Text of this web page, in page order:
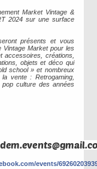
Market Vintage &
2024 sur une surface
présents et vous
Vintage Market pour les
accessoires, créations,
objets et déco qui
school » et nombreux
vente : Retrogaming,
culture des années
events/